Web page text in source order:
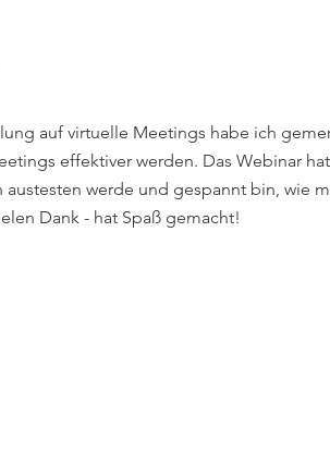
auf virtuelle Meetings habe ich
effektiver werden. Das Webinar
werde und gespannt bin, wie
Dank - hat Spaß gemacht!